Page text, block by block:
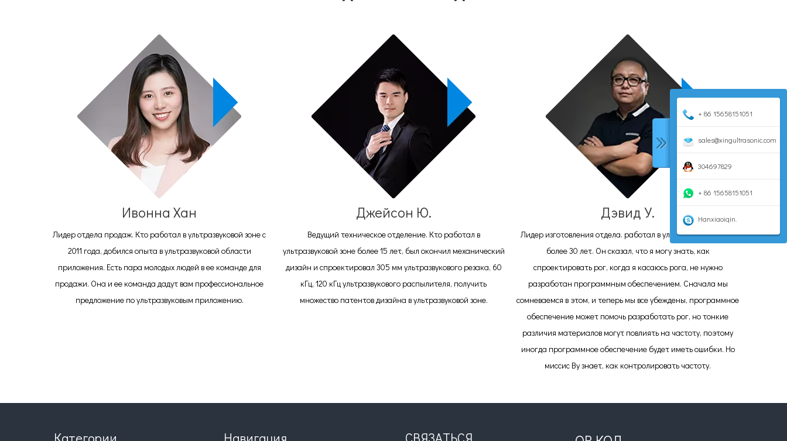
Ивонна Хан
Лидер отдела продаж. Кто работал в ультразвуковой зоне с
2011 года, добился опыта в ультразвуковой области
приложения. Есть пара молодых людей в ее команде для
продажи. Она и ее команда дадут вам профессиональное
предложение по ультразвуковым приложению.
Джейсон Ю.
Ведущий техническое отделение. Кто работал в
ультразвуковой зоне более 15 лет, был окончил механический
дизайн и спроектировал 305 мм ультразвукового резака, 60
кГц, 120 кГц ультразвукового распылителя, получить
множество патентов дизайна в ультразвуковой зоне.
Дэвид У.
Лидер изготовления отдела. работал в ультразвуковой зоне
более 30 лет. Он сказал, что я могу знать, как
спроектировать рог, когда я касаюсь рога, не нужно
разработан программным обеспечением. Сначала мы
сомневаемся в этом, и теперь мы все убеждены, программное
обеспечение может помочь разработать рог, но тонкие
различия материалов могут повлиять на частоту, поэтому
иногда программное обеспечение будет иметь ошибки. Но
миссис Ву знает, как контролировать частоту.
+ 86 15658151051
sales@xingultrasonic.com
304697829
+ 86 15658151051
Hanxiaoiqin.